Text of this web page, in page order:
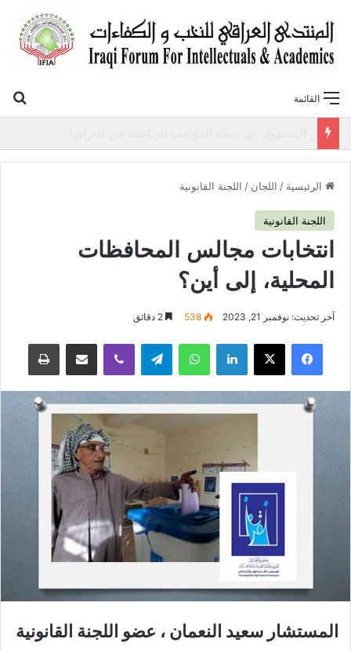
القائمة
الرئيسية / اللجان / اللجنة القانونية
اللجنة القانونية
انتخابات مجالس المحافظات
المحلية، إلى أين؟
آخر تحديث: نوفمبر 21, 2023 538
فيسبوك لينكدإن واتساب
المستشار سعيد النعمان ، عضو اللجنة القانونية